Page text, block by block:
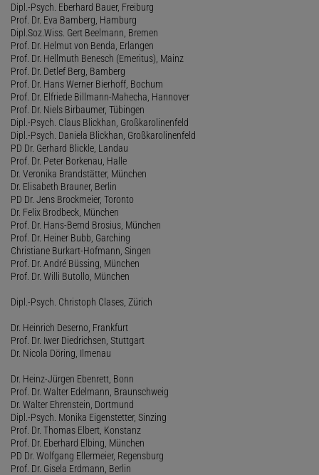
Dipl.-Psych. Eberhard Bauer, Freiburg
Prof. Dr. Eva Bamberg, Hamburg
Dipl.Soz.Wiss. Gert Beelmann, Bremen
Prof. Dr. Helmut von Benda, Erlangen
Prof. Dr. Hellmuth Benesch (Emeritus), Mainz
Prof. Dr. Detlef Berg, Bamberg
Prof. Dr. Hans Werner Bierhoff, Bochum
Prof. Dr. Elfriede Billmann-Mahecha, Hannover
Prof. Dr. Niels Birbaumer, Tübingen
Dipl.-Psych. Claus Blickhan, Großkarolinenfeld
Dipl.-Psych. Daniela Blickhan, Großkarolinenfeld
PD Dr. Gerhard Blickle, Landau
Prof. Dr. Peter Borkenau, Halle
Dr. Veronika Brandstätter, München
Dr. Elisabeth Brauner, Berlin
PD Dr. Jens Brockmeier, Toronto
Dr. Felix Brodbeck, München
Prof. Dr. Hans-Bernd Brosius, München
Prof. Dr. Heiner Bubb, Garching
Christiane Burkart-Hofmann, Singen
Prof. Dr. André Büssing, München
Prof. Dr. Willi Butollo, München
Dipl.-Psych. Christoph Clases, Zürich
Dr. Heinrich Deserno, Frankfurt
Prof. Dr. Iwer Diedrichsen, Stuttgart
Dr. Nicola Döring, Ilmenau
Dr. Heinz-Jürgen Ebenrett, Bonn
Prof. Dr. Walter Edelmann, Braunschweig
Dr. Walter Ehrenstein, Dortmund
Dipl.-Psych. Monika Eigenstetter, Sinzing
Prof. Dr. Thomas Elbert, Konstanz
Prof. Dr. Eberhard Elbing, München
PD Dr. Wolfgang Ellermeier, Regensburg
Prof. Dr. Gisela Erdmann, Berlin